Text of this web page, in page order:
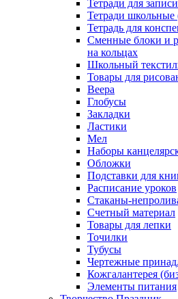
Тетради для
Тетради школьные
Тетрадь для
Сменные блоки и
на кольцах
Школьный
Товары для
Веера
Глобусы
Закладки
Ластики
Мел
Наборы
Обложки
Подставки для
Расписание уроков
Стаканы-
Счетный материал
Товары для лепки
Точилки
Тубусы
Чертежные
Кожгалантерея
Элементы питания